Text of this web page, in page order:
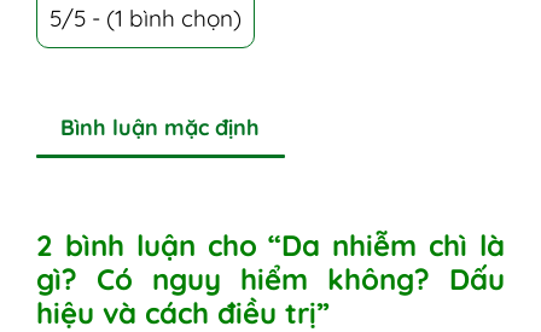
5/5 - (1 bình chọn)
Bình luận mặc định
2 bình luận cho “Da nhiễm chì là
gì? Có nguy hiểm không? Dấu
hiệu và cách điều trị”